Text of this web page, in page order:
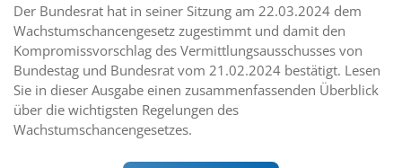
Der Bundesrat hat in seiner Sitzung am 22.03.2024 dem
Wachstumschancengesetz zugestimmt und damit den
Kompromissvorschlag des Vermittlungsausschusses von
Bundestag und Bundesrat vom 21.02.2024 bestätigt. Lesen
Sie in dieser Ausgabe einen zusammenfassenden Überblick
über die wichtigsten Regelungen des
Wachstumschancengesetzes.